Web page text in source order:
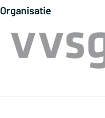
Organisatie